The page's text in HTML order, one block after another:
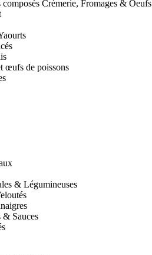
Crèmerie, Fromages & Oeufs
œufs de poissons
& Légumineuses
& Sauces